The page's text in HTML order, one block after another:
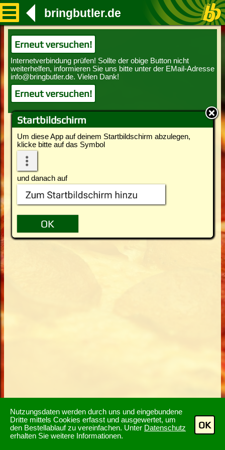
Nutzungsdaten werden durch uns und eingebundene
Dritte mittels Cookies erfasst und ausgewertet, um
den Bestellablauf zu vereinfachen. Unter Datenschutz
erhalten Sie weitere Informationen.
OK
Startbildschirm
Um diese App auf deinem Startbildschirm abzulegen,
klicke bitte auf das Symbol
und danach auf
bringbutler.de
Erneut versuchen!
Erneut versuchen!